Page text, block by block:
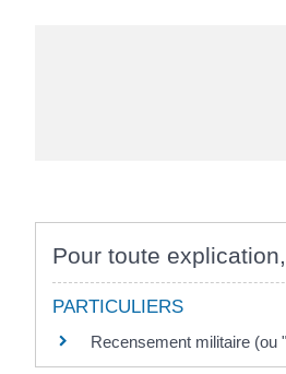
Pour toute
PARTICULIERS
Recensement militaire (ou